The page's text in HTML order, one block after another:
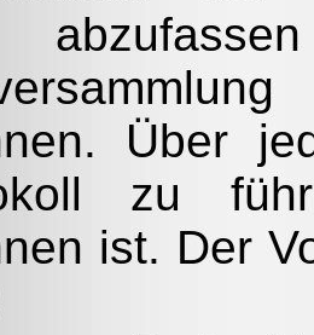
Über
zu
ist. Der